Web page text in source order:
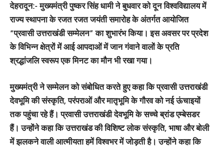
देहरादून:-मुख्यमंत्री पुष्कर सिंह धामी ने बुधवार को दून विश्वविद्यालय में
राज्य स्थापना के रजत रजत जयंती समारोह के अंतर्गत आयोजित
“प्रवासी उत्तराखंडी सम्मेलन” का शुभारंभ किया। इस अवसर पर प्रदेश
के विभिन्न क्षेत्रों में आई आपदाओं में जान गंवाने वालों के प्रति
श्रद्धांजलि स्वरूप एक मिनट का मौन भी रखा गया।
मुख्यमंत्री ने सम्मेलन को संबोधित करते हुए कहा कि प्रवासी उत्तराखंडी
देवभूमि की संस्कृति, परंपराओं और मातृभूमि के गौरव को नई ऊंचाइयों
तक पहुंचा रहे हैं। प्रवासी उत्तराखंडी देवभूमि के सच्चे ब्रांड एम्बेसडर
हैं। उन्होंने कहा कि उत्तराखंड की विशिष्ट लोक संस्कृति, भाषा और बोली
में झलकने वाली आत्मीयता हमें विश्वभर में जोड़ती है। उन्होंने कहा कि